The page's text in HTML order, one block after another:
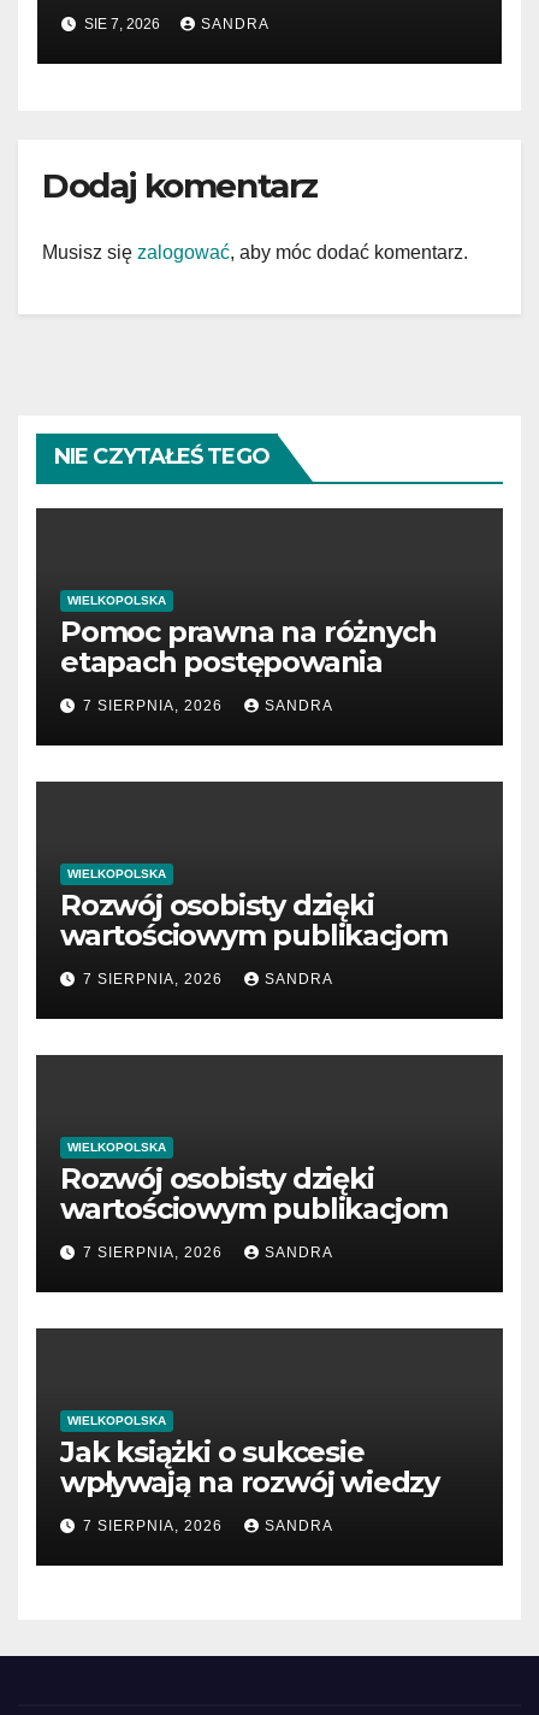
SIE 7, 2026 SANDRA
Dodaj komentarz
Musisz się zalogować, aby móc dodać komentarz.
NIE CZYTAŁEŚ TEGO
WIELKOPOLSKA
Pomoc prawna na różnych
etapach postępowania
7 SIERPNIA, 2026 SANDRA
WIELKOPOLSKA
Rozwój osobisty dzięki
wartościowym publikacjom
7 SIERPNIA, 2026 SANDRA
WIELKOPOLSKA
Rozwój osobisty dzięki
wartościowym publikacjom
7 SIERPNIA, 2026 SANDRA
WIELKOPOLSKA
Jak książki o sukcesie
wpływają na rozwój wiedzy
7 SIERPNIA, 2026 SANDRA